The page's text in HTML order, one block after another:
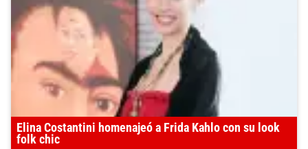
Elina Costantini homenajeó a Frida Kahlo con su look
folk chic